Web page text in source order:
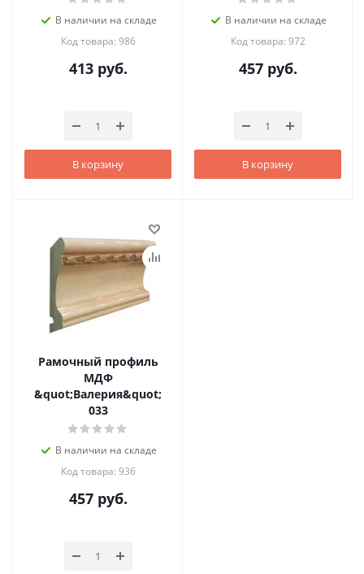
В наличии на складе
Код товара: 986
413руб.
В корзину
В наличии на складе
Код товара: 972
457руб.
В корзину
Рамочный профиль
МДФ
&quot;Валерия&quot;
033
В наличии на складе
Код товара: 936
457руб.